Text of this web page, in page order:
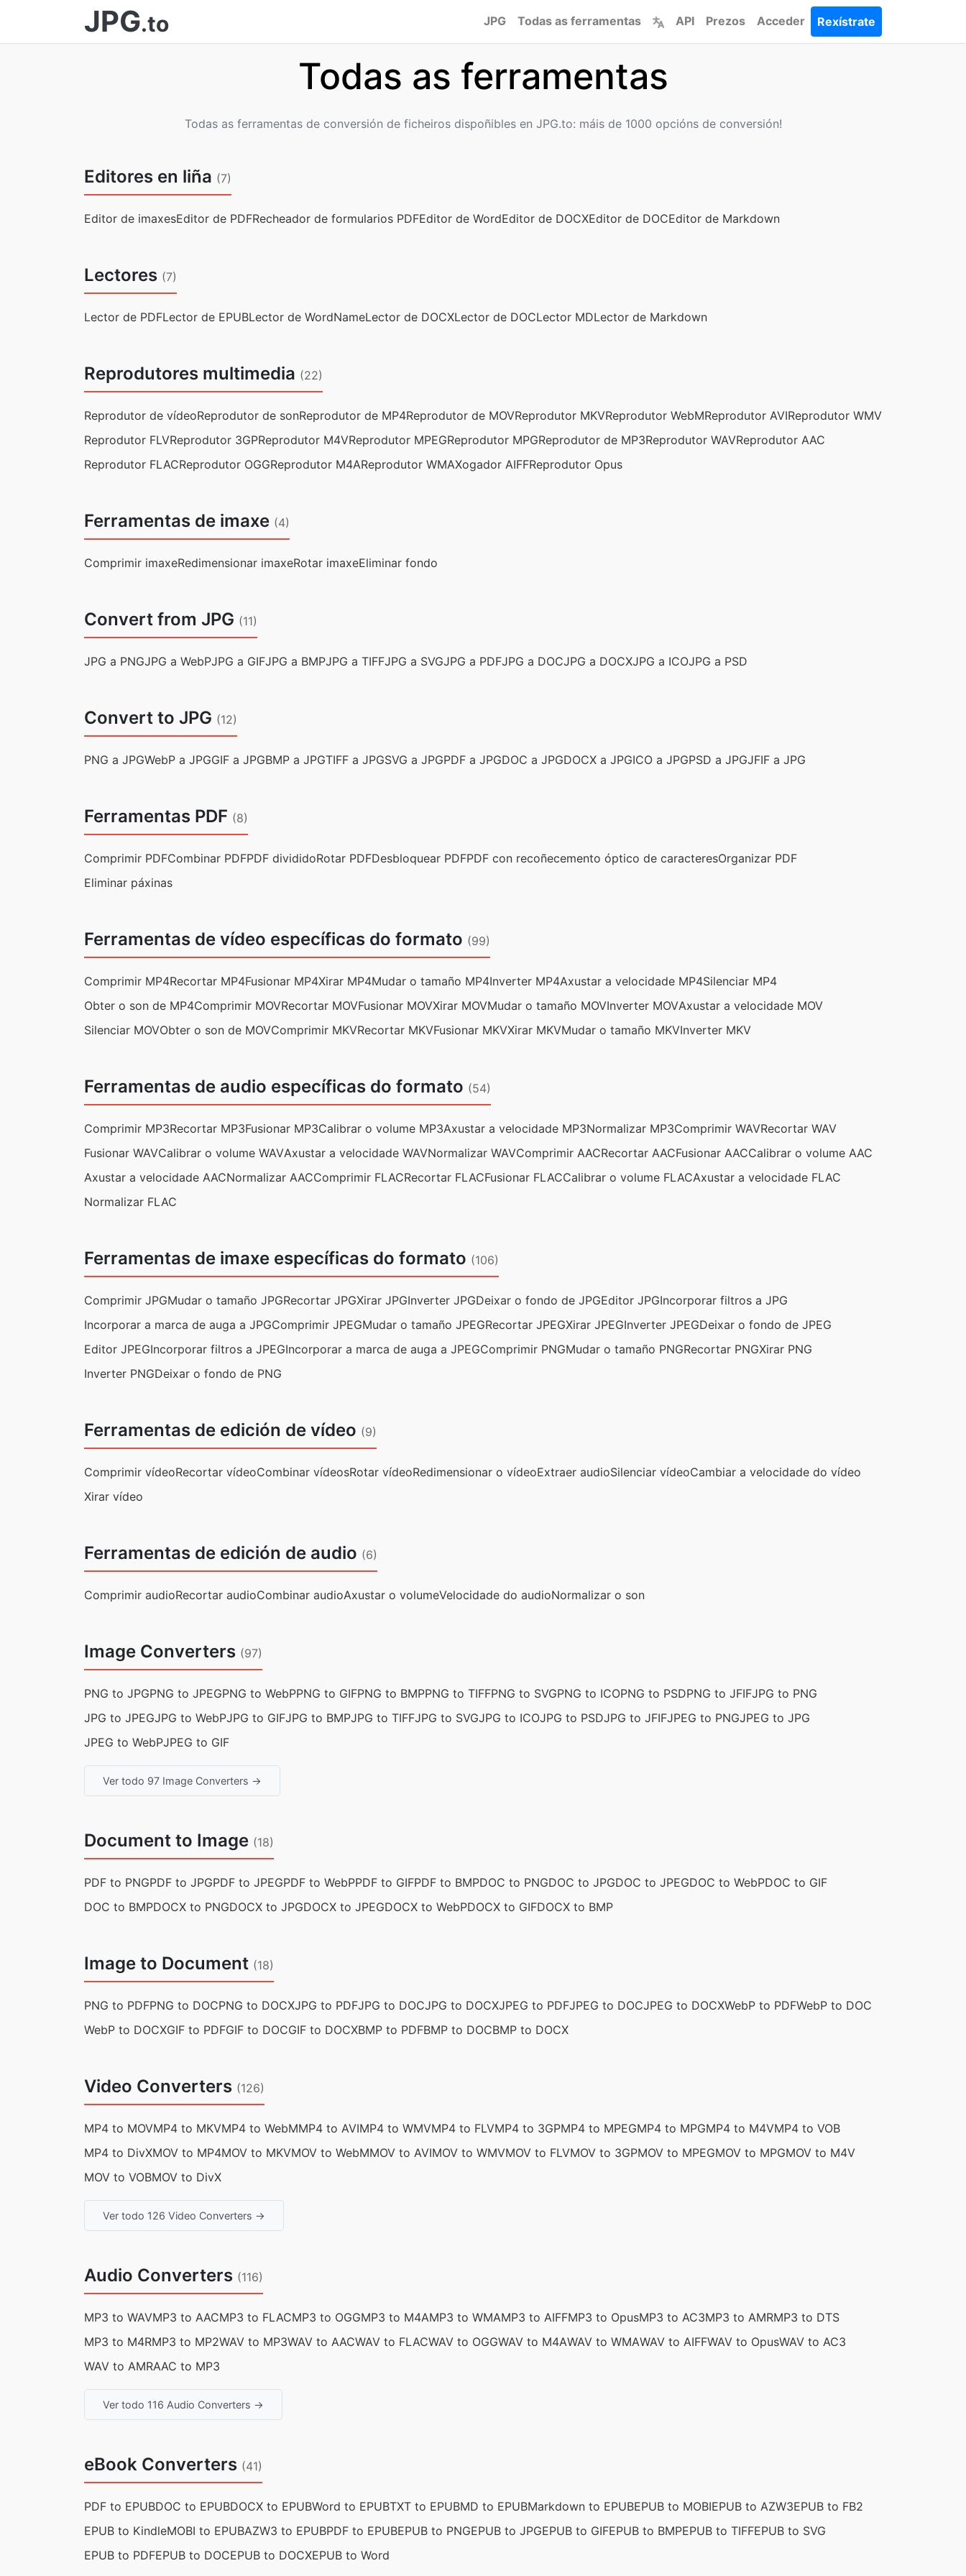
JPG.to JPG Todas as ferramentas API Prezos Acceder Rexístrate
Todas as ferramentas
Todas as ferramentas de conversión de ficheiros dispoñibles en JPG.to: máis de 1000 opcións de conversión!
Editores en liña (7)
Editor de imaxesEditor de PDFRecheador de formularios PDFEditor de WordEditor de DOCXEditor de DOCEditor de Markdown
Lectores (7)
Lector de PDFLector de EPUBLector de WordNameLector de DOCXLector de DOCLector MDLector de Markdown
Reprodutores multimedia (22)
Reprodutor de vídeoReprodutor de sonReprodutor de MP4Reprodutor de MOVReprodutor MKVReprodutor WebMReprodutor AVIReprodutor WMV
Reprodutor FLVReprodutor 3GPReprodutor M4VReprodutor MPEGReprodutor MPGReprodutor de MP3Reprodutor WAVReprodutor AAC
Reprodutor FLACReprodutor OGGReprodutor M4AReprodutor WMAXogador AIFFReprodutor Opus
Ferramentas de imaxe (4)
Comprimir imaxeRedimensionar imaxeRotar imaxeEliminar fondo
Convert from JPG (11)
JPG a PNGJPG a WebPJPG a GIFJPG a BMPJPG a TIFFJPG a SVGJPG a PDFJPG a DOCJPG a DOCXJPG a ICOJPG a PSD
Convert to JPG (12)
PNG a JPGWebP a JPGGIF a JPGBMP a JPGTIFF a JPGSVG a JPGPDF a JPGDOC a JPGDOCX a JPGICO a JPGPSD a JPGJFIF a JPG
Ferramentas PDF (8)
Comprimir PDFCombinar PDFPDF divididoRotar PDFDesbloquear PDFPDF con recoñecemento óptico de caracteresOrganizar PDF
Eliminar páxinas
Ferramentas de vídeo específicas do formato (99)
Comprimir MP4Recortar MP4Fusionar MP4Xirar MP4Mudar o tamaño MP4Inverter MP4Axustar a velocidade MP4Silenciar MP4
Obter o son de MP4Comprimir MOVRecortar MOVFusionar MOVXirar MOVMudar o tamaño MOVInverter MOVAxustar a velocidade MOV
Silenciar MOVObter o son de MOVComprimir MKVRecortar MKVFusionar MKVXirar MKVMudar o tamaño MKVInverter MKV
Ferramentas de audio específicas do formato (54)
Comprimir MP3Recortar MP3Fusionar MP3Calibrar o volume MP3Axustar a velocidade MP3Normalizar MP3Comprimir WAVRecortar WAV
Fusionar WAVCalibrar o volume WAVAxustar a velocidade WAVNormalizar WAVComprimir AACRecortar AACFusionar AACCalibrar o volume AAC
Axustar a velocidade AACNormalizar AACComprimir FLACRecortar FLACFusionar FLACCalibrar o volume FLACAxustar a velocidade FLAC
Normalizar FLAC
Ferramentas de imaxe específicas do formato (106)
Comprimir JPGMudar o tamaño JPGRecortar JPGXirar JPGInverter JPGDeixar o fondo de JPGEditor JPGIncorporar filtros a JPG
Incorporar a marca de auga a JPGComprimir JPEGMudar o tamaño JPEGRecortar JPEGXirar JPEGInverter JPEGDeixar o fondo de JPEG
Editor JPEGIncorporar filtros a JPEGIncorporar a marca de auga a JPEGComprimir PNGMudar o tamaño PNGRecortar PNGXirar PNG
Inverter PNGDeixar o fondo de PNG
Ferramentas de edición de vídeo (9)
Comprimir vídeoRecortar vídeoCombinar vídeosRotar vídeoRedimensionar o vídeoExtraer audioSilenciar vídeoCambiar a velocidade do vídeo
Xirar vídeo
Ferramentas de edición de audio (6)
Comprimir audioRecortar audioCombinar audioAxustar o volumeVelocidade do audioNormalizar o son
Image Converters (97)
PNG to JPGPNG to JPEGPNG to WebPPNG to GIFPNG to BMPPNG to TIFFPNG to SVGPNG to ICOPNG to PSDPNG to JFIFJPG to PNG
JPG to JPEGJPG to WebPJPG to GIFJPG to BMPJPG to TIFFJPG to SVGJPG to ICOJPG to PSDJPG to JFIFJPEG to PNGJPEG to JPG
JPEG to WebPJPEG to GIF
Ver todo 97 Image Converters →
Document to Image (18)
PDF to PNGPDF to JPGPDF to JPEGPDF to WebPPDF to GIFPDF to BMPDOC to PNGDOC to JPGDOC to JPEGDOC to WebPDOC to GIF
DOC to BMPDOCX to PNGDOCX to JPGDOCX to JPEGDOCX to WebPDOCX to GIFDOCX to BMP
Image to Document (18)
PNG to PDFPNG to DOCPNG to DOCXJPG to PDFJPG to DOCJPG to DOCXJPEG to PDFJPEG to DOCJPEG to DOCXWebP to PDFWebP to DOC
WebP to DOCXGIF to PDFGIF to DOCGIF to DOCXBMP to PDFBMP to DOCBMP to DOCX
Video Converters (126)
MP4 to MOVMP4 to MKVMP4 to WebMMP4 to AVIMP4 to WMVMP4 to FLVMP4 to 3GPMP4 to MPEGMP4 to MPGMP4 to M4VMP4 to VOB
MP4 to DivXMOV to MP4MOV to MKVMOV to WebMMOV to AVIMOV to WMVMOV to FLVMOV to 3GPMOV to MPEGMOV to MPGMOV to M4V
MOV to VOBMOV to DivX
Ver todo 126 Video Converters →
Audio Converters (116)
MP3 to WAVMP3 to AACMP3 to FLACMP3 to OGGMP3 to M4AMP3 to WMAMP3 to AIFFMP3 to OpusMP3 to AC3MP3 to AMRMP3 to DTS
MP3 to M4RMP3 to MP2WAV to MP3WAV to AACWAV to FLACWAV to OGGWAV to M4AWAV to WMAWAV to AIFFWAV to OpusWAV to AC3
WAV to AMRAAC to MP3
Ver todo 116 Audio Converters →
eBook Converters (41)
PDF to EPUBDOC to EPUBDOCX to EPUBWord to EPUBTXT to EPUBMD to EPUBMarkdown to EPUBEPUB to MOBIEPUB to AZW3EPUB to FB2
EPUB to KindleMOBI to EPUBAZW3 to EPUBPDF to EPUBEPUB to PNGEPUB to JPGEPUB to GIFEPUB to BMPEPUB to TIFFEPUB to SVG
EPUB to PDFEPUB to DOCEPUB to DOCXEPUB to Word